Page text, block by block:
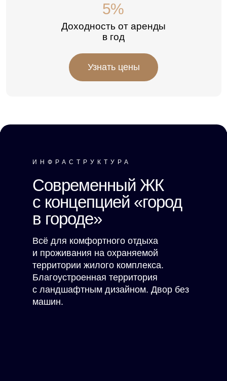
Узнать цены
Доходность от аренды
в год
5%
Всё для комфортного отдыха
и проживания на охраняемой
территории жилого комплекса.
Благоустроенная территория
с ландшафтным дизайном. Двор без
машин.
ИНФРАСТРУКТУРА
Современный ЖК
с концепцией «город
в городе»